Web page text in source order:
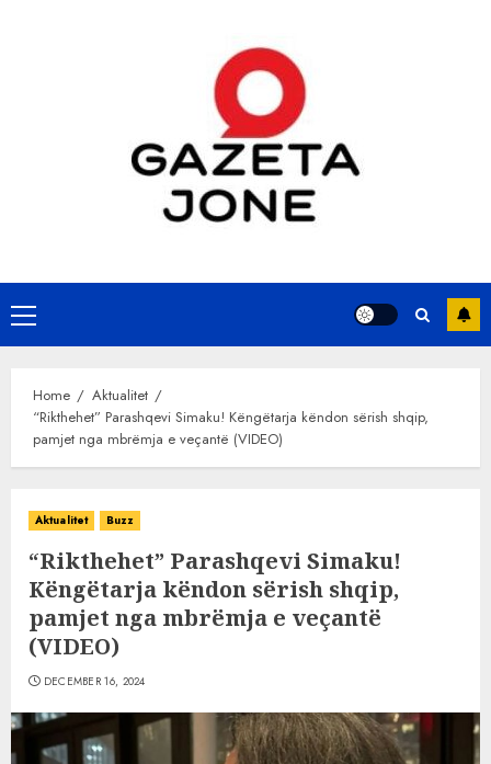
Primary
Menu
Home
Aktualitet
“Rikthehet” Parashqevi Simaku! Këngëtarja këndon sërish shqip,
pamjet nga mbrëmja e veçantë (VIDEO)
Aktualitet Buzz
“Rikthehet” Parashqevi Simaku!
Këngëtarja këndon sërish shqip,
pamjet nga mbrëmja e veçantë
(VIDEO)
DECEMBER 16, 2024